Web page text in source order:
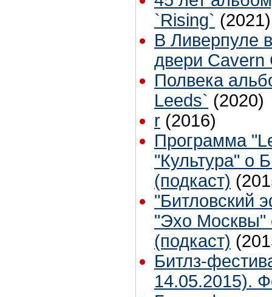
`Rising` (2021)
В Ливерпуле
двери Cavern
Полвека
Leeds` (2020)
r (2016)
Программа
"Культура" о
(подкаст)
"Битловский
"Эхо Москвы"
(подкаст)
Битлз-
14.05.2015).